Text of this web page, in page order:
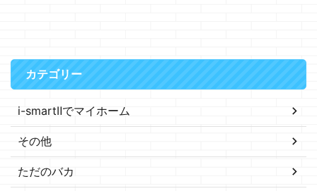
カテゴリー
i-smartⅡでマイホーム
その他
ただのバカ